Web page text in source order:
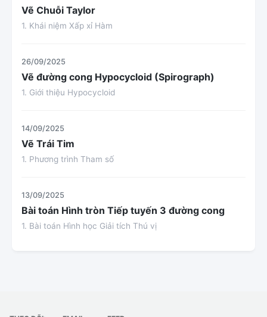
Vẽ Chuỗi Taylor
1. Khái niệm Xấp xỉ Hàm
26/09/2025
Vẽ đường cong Hypocycloid (Spirograph)
1. Giới thiệu Hypocycloid
14/09/2025
Vẽ Trái Tim
1. Phương trình Tham số
13/09/2025
Bài toán Hình tròn Tiếp tuyến 3 đường cong
1. Bài toán Hình học Giải tích Thú vị